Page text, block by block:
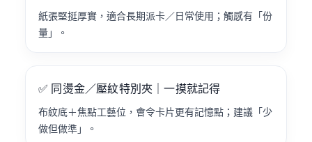
紙張堅挺厚實，適合長期派卡／日常使用；觸感有「份
量」。
✅ 同燙金／壓紋特別夾｜一摸就記得
布紋底＋焦點工藝位，會令卡片更有記憶點；建議「少
做但做準」。